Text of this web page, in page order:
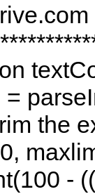
the
-